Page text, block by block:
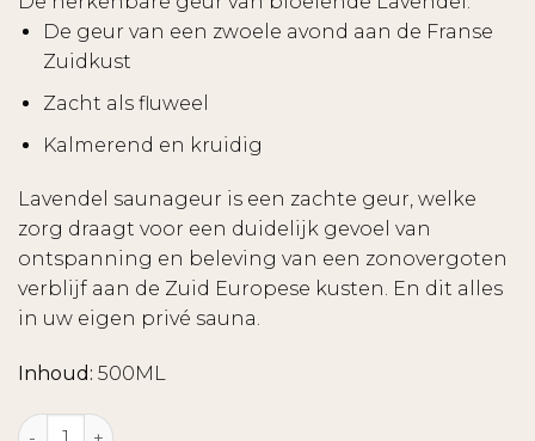
De geur van een zwoele avond aan de Franse
Zuidkust
Zacht als fluweel
Kalmerend en kruidig
Lavendel saunageur is een zachte geur, welke
zorg draagt voor een duidelijk gevoel van
ontspanning en beleving van een zonovergoten
verblijf aan de Zuid Europese kusten. En dit alles
in uw eigen privé sauna.
Inhoud: 500ML
Sauna geur - Lavendel aantal